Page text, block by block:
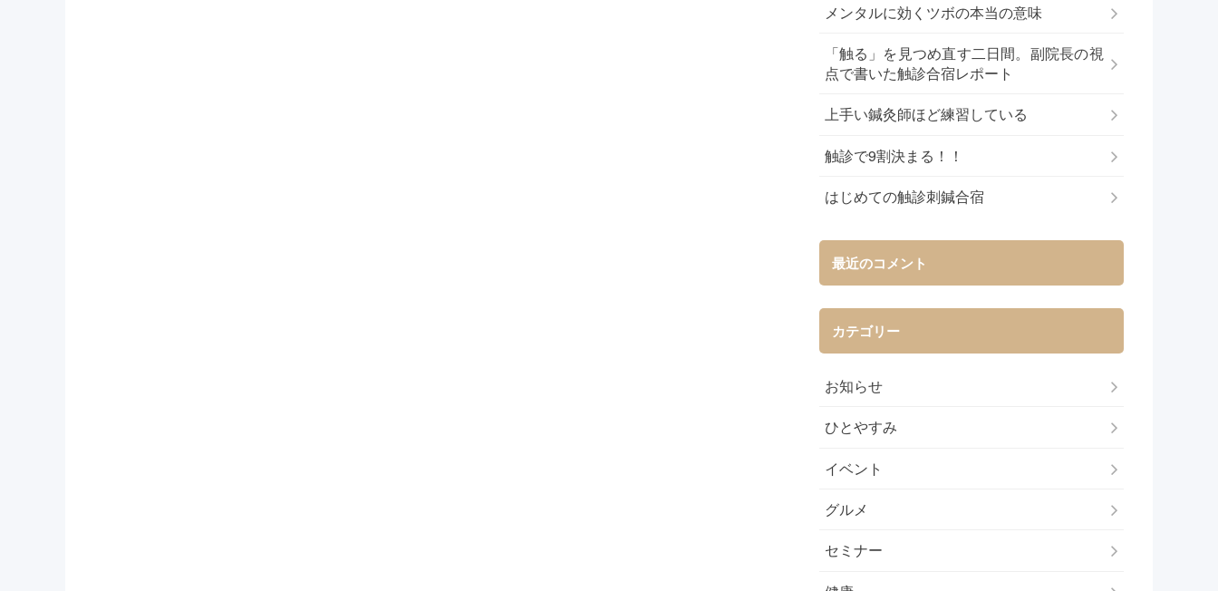
メンタルに効くツボの本当の意味
「触る」を見つめ直す二日間。副院長の視
点で書いた触診合宿レポート
上手い鍼灸師ほど練習している
触診で9割決まる！！
はじめての触診刺鍼合宿
最近のコメント
カテゴリー
お知らせ
ひとやすみ
イベント
グルメ
セミナー